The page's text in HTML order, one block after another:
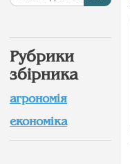
Рубрики
збірника
агрономія
економіка